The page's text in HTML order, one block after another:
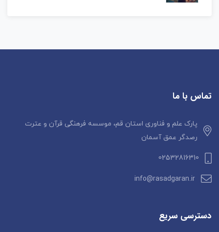
تماس با ما
پارک علم و فناوری استان قم، موسسه فرهنگی قرآن و عترت
رصدگر عمق آسمان
02532816310
info@rasadgaran.ir
دسترسی سریع